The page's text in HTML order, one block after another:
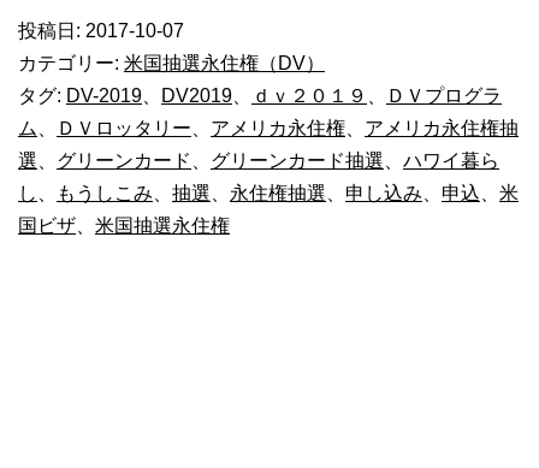
況
ン
カ
ー
ド
DV2019
投稿日: 2017-10-07
カテゴリー: 米国抽選永住権（DV）
タグ: DV-2019 DV2019 ｄｖ２０１９
ＤＶプログラ
ム
ＤＶロッタリー アメリカ永住権
アメリカ永住権抽
選
グリーンカード グリーンカード抽選
ハワイ暮ら
し
もうしこみ 抽選 永住権抽選 申し込み 申込
米
国ビザ
米国抽選永住権